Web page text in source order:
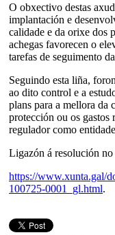
O obxectivo destas
implantación e
calidade e da orixe dos
achegas favorecen o
tarefas de seguimento
Seguindo esta liña,
ao dito control e a
plans para a mellora da
protección ou os gastos
regulador como
Ligazón á resolución
https://www.xunta.gal/
100725-0001_gl.html.